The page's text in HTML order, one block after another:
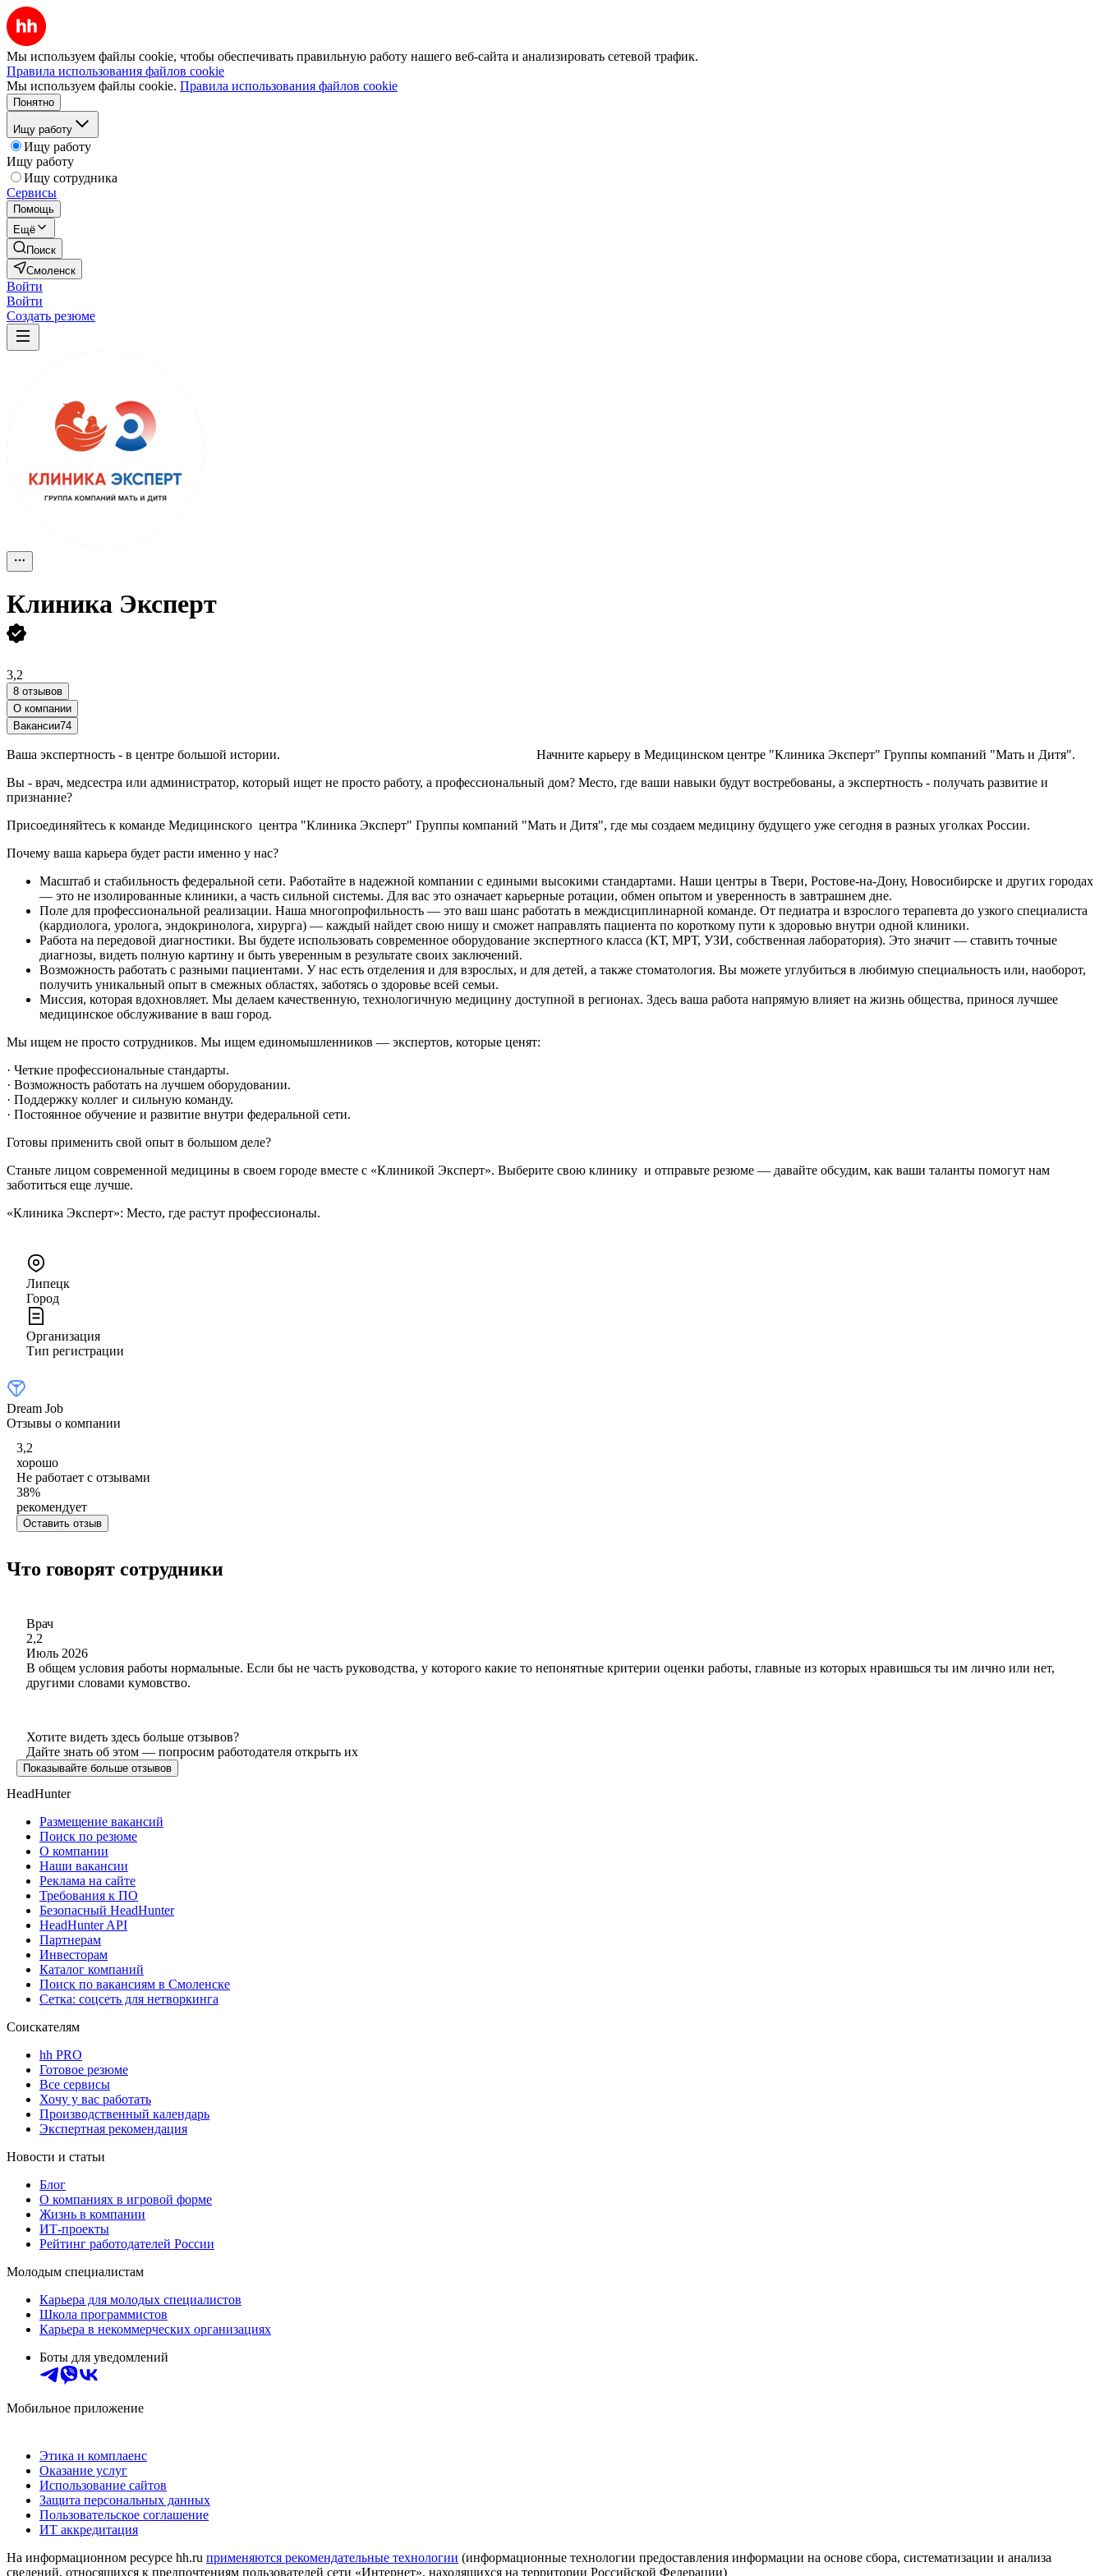
Мы используем файлы cookie, чтобы обеспечивать правильную работу нашего веб-сайта и анализировать сетевой трафик.
Правила использования файлов cookie
Мы используем файлы cookie. Правила использования файлов cookie
Понятно
Ищу работу
Ищу работу
Ищу работу
Ищу сотрудника
Сервисы
Помощь
Ещё
Поиск
Смоленск
Войти
Войти
Создать резюме
Клиника Эксперт
3,2
8 отзывов
О компании
Вакансии74
Ваша экспертность - в центре большой истории. Начните карьеру в Медицинском центре "Клиника Эксперт" Группы компаний "Мать и Дитя".
Вы - врач, медсестра или администратор, который ищет не просто работу, а профессиональный дом? Место, где ваши навыки будут востребованы, а экспертность - получать развитие и
признание?
Присоединяйтесь к команде Медицинского центра "Клиника Эксперт" Группы компаний "Мать и Дитя", где мы создаем медицину будущего уже сегодня в разных уголках России.
Почему ваша карьера будет расти именно у нас?
Масштаб и стабильность федеральной сети. Работайте в надежной компании с едиными высокими стандартами. Наши центры в Твери, Ростове-на-Дону, Новосибирске и других городах
— это не изолированные клиники, а часть сильной системы. Для вас это означает карьерные ротации, обмен опытом и уверенность в завтрашнем дне.
Поле для профессиональной реализации. Наша многопрофильность — это ваш шанс работать в междисциплинарной команде. От педиатра и взрослого терапевта до узкого специалиста
(кардиолога, уролога, эндокринолога, хирурга) — каждый найдет свою нишу и сможет направлять пациента по короткому пути к здоровью внутри одной клиники.
Работа на передовой диагностики. Вы будете использовать современное оборудование экспертного класса (КТ, МРТ, УЗИ, собственная лаборатория). Это значит — ставить точные
диагнозы, видеть полную картину и быть уверенным в результате своих заключений.
Возможность работать с разными пациентами. У нас есть отделения и для взрослых, и для детей, а также стоматология. Вы можете углубиться в любимую специальность или, наоборот,
получить уникальный опыт в смежных областях, заботясь о здоровье всей семьи.
Миссия, которая вдохновляет. Мы делаем качественную, технологичную медицину доступной в регионах. Здесь ваша работа напрямую влияет на жизнь общества, принося лучшее
медицинское обслуживание в ваш город.
Мы ищем не просто сотрудников. Мы ищем единомышленников — экспертов, которые ценят:
· Четкие профессиональные стандарты.
· Возможность работать на лучшем оборудовании.
· Поддержку коллег и сильную команду.
· Постоянное обучение и развитие внутри федеральной сети.
Готовы применить свой опыт в большом деле?
Станьте лицом современной медицины в своем городе вместе с «Клиникой Эксперт». Выберите свою клинику и отправьте резюме — давайте обсудим, как ваши таланты помогут нам
заботиться еще лучше.
«Клиника Эксперт»: Место, где растут профессионалы.
Липецк
Город
Организация
Тип регистрации
Dream Job
Отзывы о компании
3,2
хорошо
Не работает с отзывами
38%
рекомендует
Оставить отзыв
Что говорят сотрудники
Врач
2,2
Июль 2026
В общем условия работы нормальные. Если бы не часть руководства, у которого какие то непонятные критерии оценки работы, главные из которых нравишься ты им лично или нет,
другими словами кумовство.
Хотите видеть здесь больше отзывов?
Дайте знать об этом — попросим работодателя открыть их
Показывайте больше отзывов
HeadHunter
Размещение вакансий
Поиск по резюме
О компании
Наши вакансии
Реклама на сайте
Требования к ПО
Безопасный HeadHunter
HeadHunter API
Партнерам
Инвесторам
Каталог компаний
Поиск по вакансиям в Смоленске
Сетка: соцсеть для нетворкинга
Соискателям
hh PRO
Готовое резюме
Все сервисы
Хочу у вас работать
Производственный календарь
Экспертная рекомендация
Новости и статьи
Блог
О компаниях в игровой форме
Жизнь в компании
ИТ-проекты
Рейтинг работодателей России
Молодым специалистам
Карьера для молодых специалистов
Школа программистов
Карьера в некоммерческих организациях
Боты для уведомлений
Мобильное приложение
Этика и комплаенс
Оказание услуг
Использование сайтов
Защита персональных данных
Пользовательское соглашение
ИТ аккредитация
На информационном ресурсе hh.ru применяются рекомендательные технологии (информационные технологии предоставления информации на основе сбора, систематизации и анализа
сведений, относящихся к предпочтениям пользователей сети «Интернет», находящихся на территории Российской Федерации)